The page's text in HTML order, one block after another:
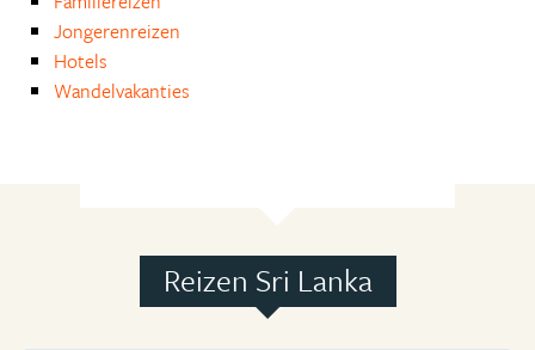
Jongerenreizen
Hotels
Wandelvakanties
Reizen Sri Lanka